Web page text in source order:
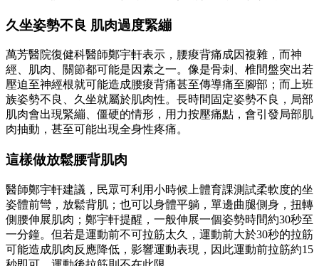
久坐姿勢不良 肌肉過度緊繃
萬芳醫院復健科醫師鄭宇軒表示，腰痠背痛成因複雜，而神
經、肌肉、關節都可能是因素之一。像是骨刺、椎間盤突出若
壓迫至神經根就可能造成腰痠背痛甚至傳導痛至腳部；而上班
族姿勢不良、久坐就屬於肌肉性。長時間固定姿勢不良，局部
肌肉會出現緊繃、僵硬的情形，用力按壓痛點，會引發局部肌
肉抽動，甚至可能出現全身性疼痛。
這樣做放鬆腰背肌肉
醫師鄭宇軒建議，民眾可利用小時候上體育課測試柔軟度的坐
姿體前彎，放鬆背肌；也可以身體平躺，單邊曲腿側身，扭轉
側腰伸展肌肉；鄭宇軒提醒，一般伸展一個姿勢時間約30秒至
一分鐘。但若是運動前不可拉筋太久，運動前大於30秒的拉筋
可能造成肌肉反應降低，影響運動表現，因此運動前拉筋約15